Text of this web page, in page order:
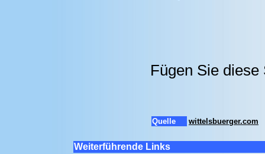
Fügen Sie
Quelle wittelsbuerger.com
Weiterführende Links